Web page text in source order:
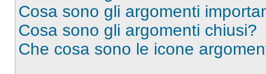
Cosa sono gli argomenti
Cosa sono gli argomenti chiusi?
Che cosa sono le icone